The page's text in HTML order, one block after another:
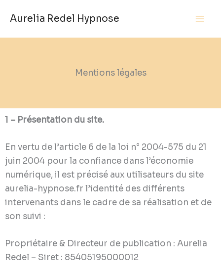
Aurelia Redel Hypnose
Mentions légales
1 – Présentation du site.
En vertu de l’article 6 de la loi n° 2004-575 du 21
juin 2004 pour la confiance dans l’économie
numérique, il est précisé aux utilisateurs du site
aurelia-hypnose.fr l’identité des différents
intervenants dans le cadre de sa réalisation et de
son suivi :
Propriétaire & Directeur de publication : Aurelia
Redel – Siret : 85405195000012